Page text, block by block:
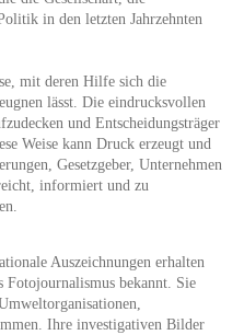
in den letzten Jahrzehnten
mit deren Hilfe sich die
lässt. Die eindrucksvollen
und Entscheidungsträger
Weise kann Druck erzeugt und
Gesetzgeber, Unternehmen
informiert und zu
Auszeichnungen erhalten
bekannt. Sie
Ihre investigativen Bilder